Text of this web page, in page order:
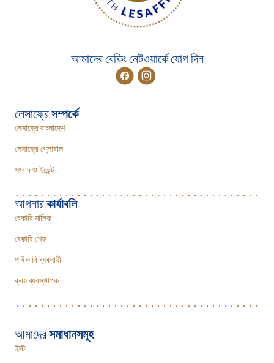
আমাদের বেকিং নেটওয়ার্কে যোগ দিন
লেসাফ্রেসম্পর্কে
লেসাফ্রে বাংলাদেশ
লেসাফ্রে গ্লোবাল
সংবাদ ও ইভেন্ট
আপনারকার্যাবলি
বেকারি মালিক
বেকারি শেফ
পাইকারি ব্যবসায়ী
ক্রয় ব্যবস্থাপক
আমাদেরসমাধানসমূহ
ইস্ট